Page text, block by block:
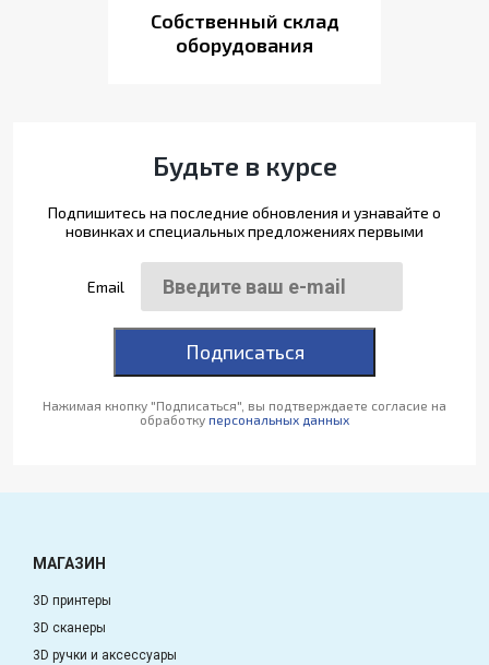
Собственный склад
оборудования
Будьте в курсе
Подпишитесь на последние обновления и узнавайте о
новинках и специальных предложениях первыми
Email
Подписаться
Нажимая кнопку "Подписаться", вы подтверждаете согласие на
обработку персональных данных
МАГАЗИН
3D принтеры
3D сканеры
3D ручки и аксессуары